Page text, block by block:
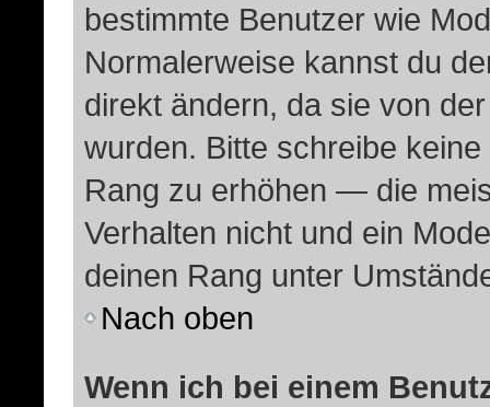
bestimmte Benutzer wie
Normalerweise kannst du
direkt ändern, da sie von
wurden. Bitte schreibe
Rang zu erhöhen — die
Verhalten nicht und ein
deinen Rang unter
Nach oben
Wenn ich bei einem